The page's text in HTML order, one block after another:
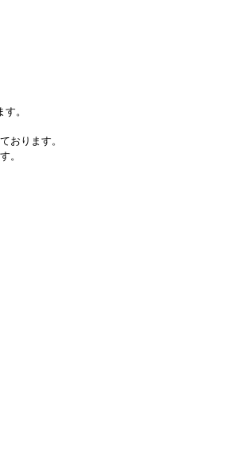
。
おります。
。